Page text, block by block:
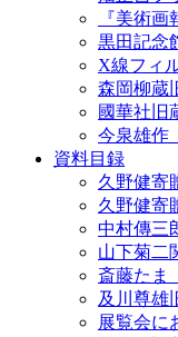
『美術
黒田記念
X線フィ
森岡柳蔵
國華社旧
今泉雄作
資料目録
久野健寄
久野健寄
中村傳三
山下菊二
斎藤た
及川尊雄
展覧会に